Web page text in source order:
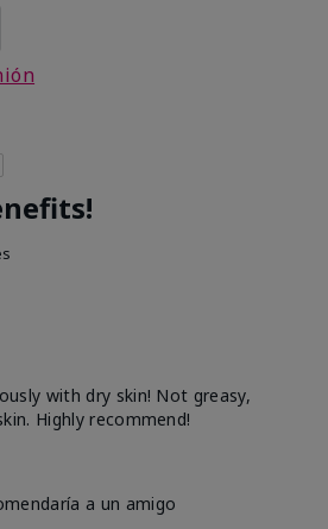
with dry skin! Not greasy,
Highly recommend!
a un amigo